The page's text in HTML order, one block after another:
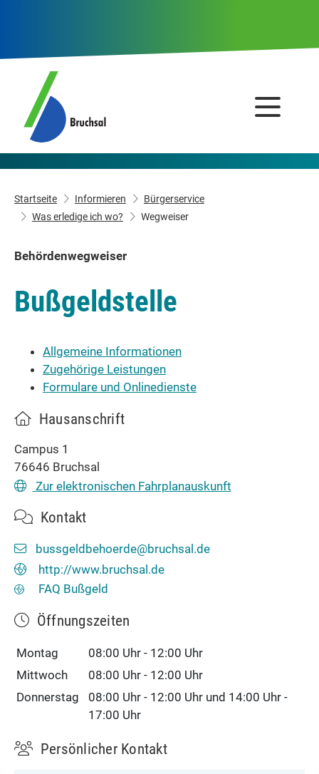
Startseite Informieren
Bürgerservice
Was erledige ich wo?
Wegweiser
Behördenwegweiser
Bußgeldstelle
Allgemeine Informationen
Zugehörige Leistungen
Formulare und Onlinedienste
Hausanschrift
Campus 1
76646 Bruchsal
Zur elektronischen Fahrplanauskunft
Kontakt
bussgeldbehoerde@bruchsal.de
http://www.bruchsal.de
FAQ Bußgeld
Öffnungszeiten
Montag 08:00 Uhr - 12:00 Uhr
Mittwoch
08:00 Uhr - 12:00 Uhr
Donnerstag
08:00 Uhr - 12:00 Uhr und 14:00 Uhr -
17:00 Uhr
Persönlicher Kontakt